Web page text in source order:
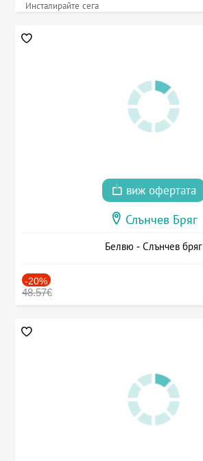
Инсталирайте сега
виж офертата
Слънчев Бряг
Белвю - Слънчев бряг
-20%
48.57€